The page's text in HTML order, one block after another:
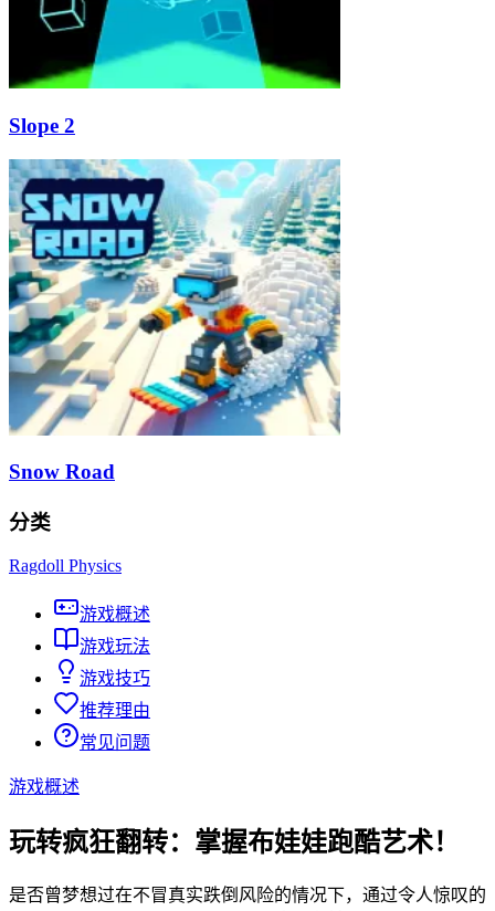
Slope 2
Snow Road
分类
Ragdoll Physics
游戏概述
游戏玩法
游戏技巧
推荐理由
常见问题
游戏概述
玩转疯狂翻转：掌握布娃娃跑酷艺术！
是否曾梦想过在不冒真实跌倒风险的情况下，通过令人惊叹的